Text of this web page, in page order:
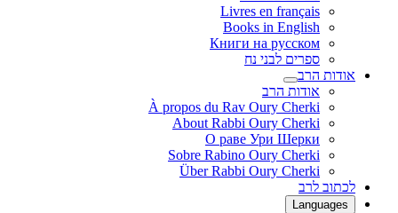
Livres en français
Books in English
Книги на русском
ספרים לבני נח
אודות הרב
אודות הרב
À propos du Rav Oury Cherki
About Rabbi Oury Cherki
О раве Ури Шерки
Sobre Rabino Oury Cherki
Über Rabbi Oury Cherki
לכתוב לרב
Languages